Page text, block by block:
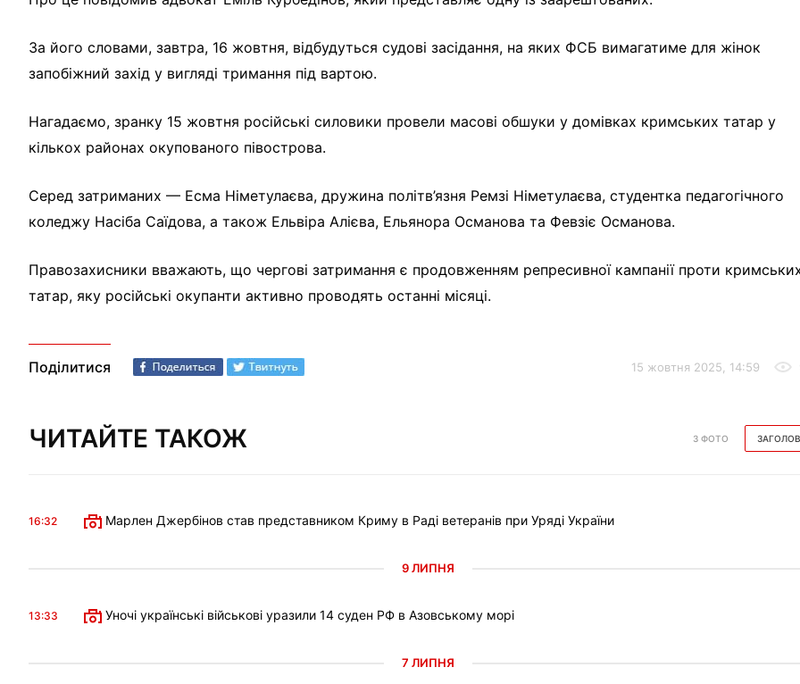
За його словами, завтра, 16 жовтня, відбудуться судові засідання, на яких ФСБ вимагатиме для жінок
запобіжний захід у вигляді тримання під вартою.
Нагадаємо, зранку 15 жовтня російські силовики провели масові обшуки у домівках кримських татар у
кількох районах окупованого півострова.
Серед затриманих — Есма Німетулаєва, дружина політв’язня Ремзі Німетулаєва, студентка педагогічного
коледжу Насіба Саїдова, а також Ельвіра Алієва, Ельянора Османова та Февзіє Османова.
Правозахисники вважають, що чергові затримання є продовженням репресивної кампанії проти
татар, яку російські окупанти активно проводять останні місяці.
Поділитися 15 жовтня 2025, 14:59
ЧИТАЙТЕ ТАКОЖ З ФОТО
16:32 Марлен Джербінов став представником Криму в Раді ветеранів при Уряді України
9 ЛИПНЯ
13:33 Уночі українські військові уразили 14 суден РФ в Азовському морі
7 ЛИПНЯ